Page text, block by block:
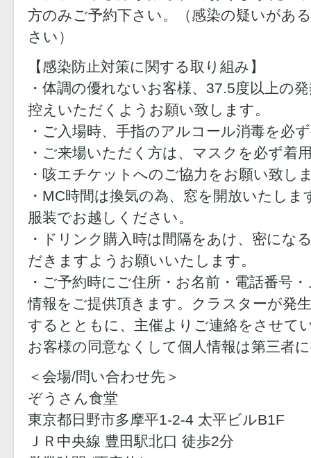
方のみご予約下さい。（感染の疑いがあ
さい）
【感染防止対策に関する取り組み】
・体調の優れないお客様、37.5度以上の
控えいただくようお願い致します。
・ご入場時、手指のアルコール消毒を必
・ご来場いただく方は、マスクを必ず着
・咳エチケットへのご協力をお願い致し
・MC時間は換気の為、窓を開放いたし
服装でお越しください。
・ドリンク購入時は間隔をあけ、密にな
だきますようお願いいたします。
・ご予約時にご住所・お名前・電話番号
情報をご提供頂きます。クラスターが発
するとともに、主催よりご連絡をさせて
お客様の同意なくして個人情報は第三者
＜会場/問い合わせ先＞
ぞうさん食堂
東京都日野市多摩平1-2-4 太平ビルB1F
ＪＲ中央線 豊田駅北口 徒歩2分